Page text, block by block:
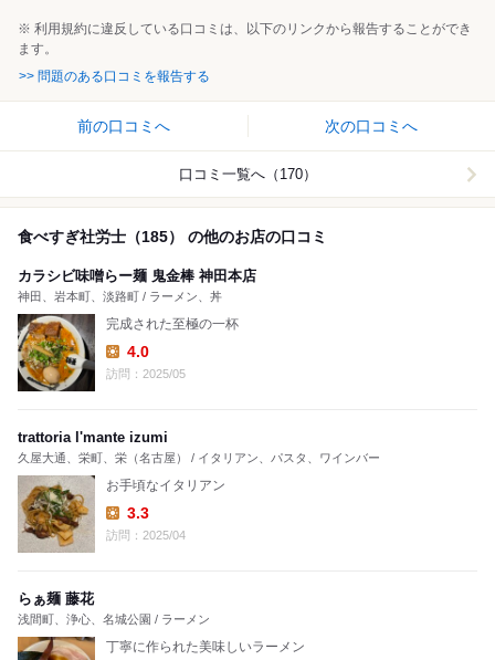
※ 利用規約に違反している口コミは、以下のリンクから報告することができ
ます。
>> 問題のある口コミを報告する
前の口コミへ 次の口コミへ
口コミ一覧へ（170）
食べすぎ社労士（185） の他のお店の口コミ
カラシビ味噌らー麺 鬼金棒 神田本店
神田、岩本町、淡路町 / ラーメン、丼
完成された至極の一杯
Lunch:
4.0
訪問：2025/05
trattoria l'mante izumi
久屋大通、栄町、栄（名古屋） / イタリアン、パスタ、ワインバー
お手頃なイタリアン
Lunch:
3.3
訪問：2025/04
らぁ麺 藤花
浅間町、浄心、名城公園 / ラーメン
丁寧に作られた美味しいラーメン